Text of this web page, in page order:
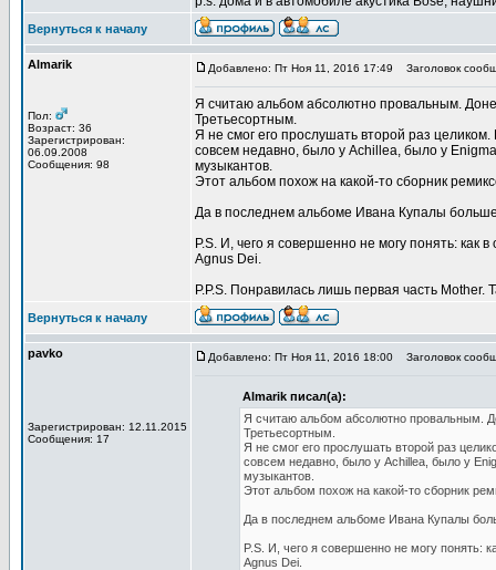
Вернуться к началу
Almarik
Пол:
Возраст: 36
Зарегистрирован:
06.09.2008
Сообщения: 98
Добавлено: Пт Ноя 11, 2016 17:49 Заголовок
Я считаю альбом абсолютно провальным.
Третьесортным.
Я не смог его прослушать второй раз
совсем недавно, было у Achillea, было у
музыкантов.
Этот альбом похож на какой-то сборник
Да в последнем альбоме Ивана Купалы больше
P.S. И, чего я совершенно не могу понять:
Agnus Dei.
P.P.S. Понравилась лишь первая часть Mother.
Вернуться к началу
pavko
Зарегистрирован: 12.11.2015
Сообщения: 17
Добавлено: Пт Ноя 11, 2016 18:00 Заголовок
Almarik писал(а):
Я считаю альбом абсолютно провальным.
Третьесортным.
Я не смог его прослушать второй раз
совсем недавно, было у Achillea, было у
музыкантов.
Этот альбом похож на какой-то сборник
Да в последнем альбоме Ивана Купалы
P.S. И, чего я совершенно не могу понять:
Agnus Dei.